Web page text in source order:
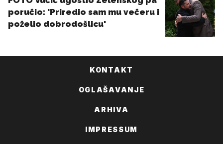
KONTAKT
OGLAŠAVANJE
ARHIVA
IMPRESSUM